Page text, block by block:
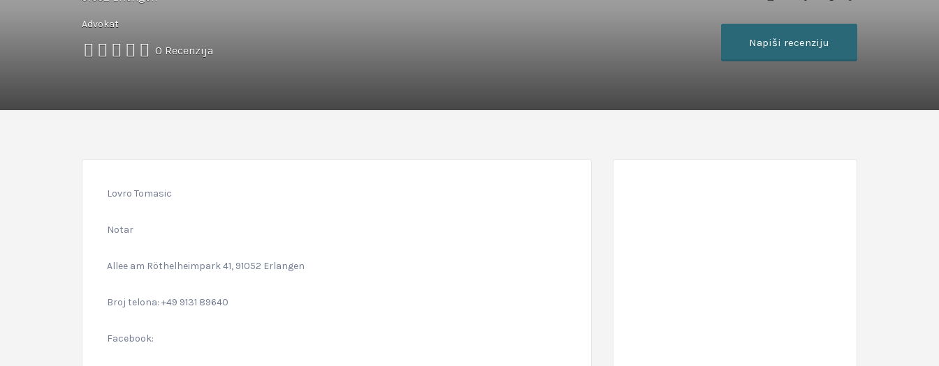
Advokat
0 Recenzija
Napiši recenziju
Lovro Tomasic
Notar
Allee am Röthelheimpark 41, 91052 Erlangen
Broj telona: +49 9131 89640
Facebook: